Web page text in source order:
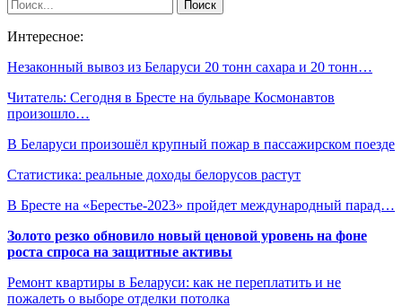
Интересное:
Незаконный вывоз из Беларуси 20 тонн сахара и 20 тонн…
Читатель: Сегодня в Бресте на бульваре Космонавтов
произошло…
В Беларуси произошёл крупный пожар в пассажирском поезде
Статистика: реальные доходы белорусов растут
В Бресте на «Берестье-2023» пройдет международный парад…
Золото резко обновило новый ценовой уровень на фоне
роста спроса на защитные активы
Ремонт квартиры в Беларуси: как не переплатить и не
пожалеть о выборе отделки потолка